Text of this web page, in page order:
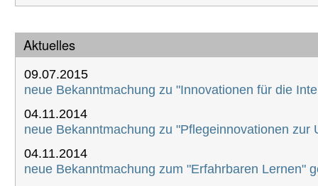
Aktuelles
09.07.2015
neue Bekanntmachung zu "Innovationen für die
04.11.2014
neue Bekanntmachung zu "Pflegeinnovationen
04.11.2014
neue Bekanntmachung zum "Erfahrbaren Lernen"